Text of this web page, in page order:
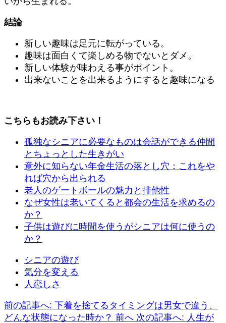
結論
新しい趣味は足元に転がっている。
趣味は面白くて楽しめる物でないとダメ。
新しい体験が味わえる事がポイント。
出来ないことを出来るようにすると趣味になる
こちらもお読み下さい！
孤独なシニアに必要なものは会話ができる仲間
とちょっとした生きがい
意外に知らない年金生活の落とし穴：これをや
れば穴から出られる
老人のゲートボールの魅力と排他性
なぜ女性は老いてくると都会の生活を求めるの
か？
子供は遊びに時間を使うがシニアは何に使うの
か？
シニアの遊び
気分を変える
人恋しさ
前の記事へ: 下着を捨てるタイミングは男女で違う、
どんな状態になった時か？ 前へ 次の記事へ: 人生が